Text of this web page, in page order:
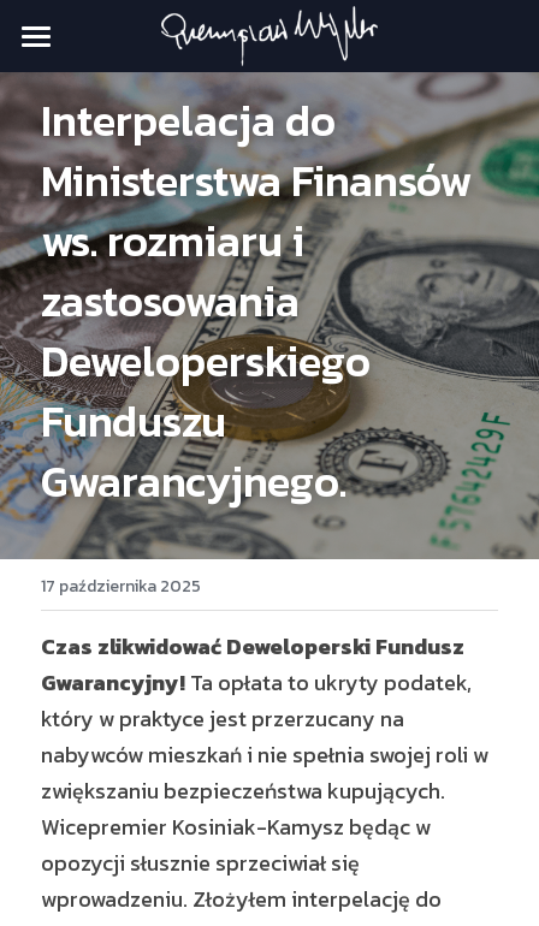
Strona główna
Nowa Nadzieja
Dobry Rząd
Moja praca
✉️ Kontakt
Interpelacja do
Ministerstwa Finansów
ws. rozmiaru i
zastosowania
Deweloperskiego
Funduszu
Gwarancyjnego.
17 października 2025
Czas zlikwidować Deweloperski Fundusz
Gwarancyjny! Ta opłata to ukryty podatek,
który w praktyce jest przerzucany na
nabywców mieszkań i nie spełnia swojej roli w
zwiększaniu bezpieczeństwa kupujących.
Wicepremier Kosiniak-Kamysz będąc w
opozycji słusznie sprzeciwiał się
wprowadzeniu. Złożyłem interpelację do